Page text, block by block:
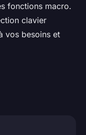
fonctions macro.
clavier
vos besoins et